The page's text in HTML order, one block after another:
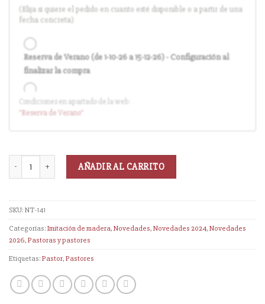
(Elija si quiere el pedido en cuanto esté disponible o a partir de una
fecha concreta)
Reserva de Verano (de 1-10-26 a 15-12-26) - Configuración al
finalizar la compra
Entrega en cuanto el pedido esté disponible (sin descuento)
Condiciones en apartado de la web:
"Reservade Verano"
AÑADIR AL CARRITO
SKU:NT-141
Categorías:Imitación de madera,Novedades,Novedades 2024,Novedades
2026,Pastoras y pastores
Etiquetas:Pastor,Pastores